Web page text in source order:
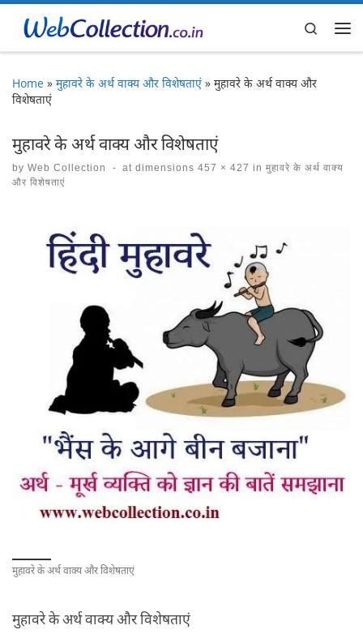
Skip to content
Search
Home » मुहावरे के अर्थ वाक्य और विशेषताएं » मुहावरे के अर्थ वाक्य और
विशेषताएं
मुहावरे के अर्थ वाक्य और विशेषताएं
by Web Collection - at dimensions 457 × 427 in मुहावरे के अर्थ वाक्य
और विशेषताएं
मुहावरे के अर्थ वाक्य और विशेषताएं
मुहावरे के अर्थ वाक्य और विशेषताएं